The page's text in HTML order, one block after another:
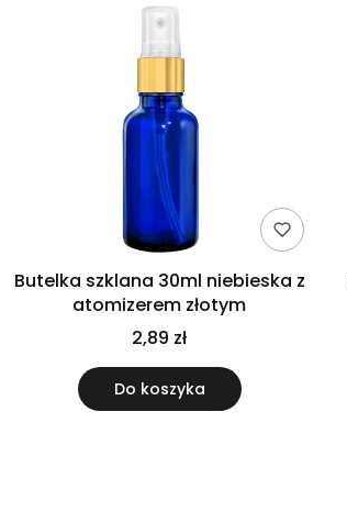
Butelka szklana 30ml niebieska z
atomizerem złotym
2,89 zł
Do koszyka